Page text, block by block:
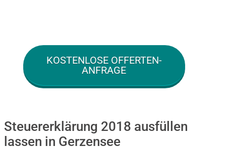
KOSTENLOSE OFFERTEN-
ANFRAGE
Steuererklärung 2018 ausfüllen
lassen in Gerzensee